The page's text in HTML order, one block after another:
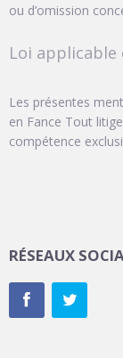
ou d’omission
Loi
Les présentes
en Fance Tout
compétence
RÉSEAUX